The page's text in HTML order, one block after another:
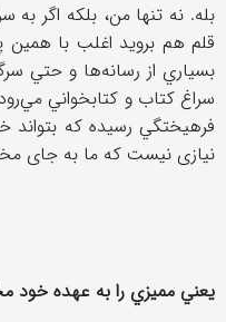
بله. نه تنها من، بلكه اگر
قلم هم برويد اغلب با
بسياري از رسانه‌ها و حتي
سراغ كتاب و كتابخواني
فرهيختگي رسيده كه
نیازی نیست که ما به جای
يعني مميزي را به عهده خود